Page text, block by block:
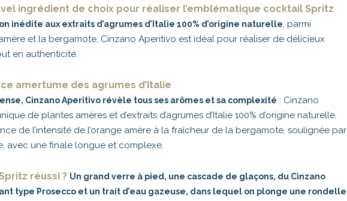
ingrédient de choix pour réaliser l’emblématique cocktail Spritz
inédite aux extraits d’agrumes d’Italie 100% d’origine naturelle, parmi
et la bergamote, Cinzano Aperitivo est idéal pour réaliser de délicieux
en authenticité.
amertume des agrumes d’Italie
Cinzano Aperitivo révèle tous ses arômes et sa complexité : Cinzano
de plantes amères et d’extraits d’agrumes d’Italie 100% d’origine naturelle.
de l’intensité de l’orange amère à la fraîcheur de la bergamote, soulignée par
avec une finale longue et complexe.
réussi ? Un grand verre à pied, une cascade de glaçons, du Cinzano
type Prosecco et un trait d’eau gazeuse, dans lequel on plonge une rondelle